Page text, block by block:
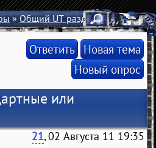
»Общий UT раздел» Карты
Ответить Новая тема
Новый опрос
или
21, 02 Августа 11 19:35